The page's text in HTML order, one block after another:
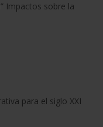
Impactos sobre la
para el siglo XXI